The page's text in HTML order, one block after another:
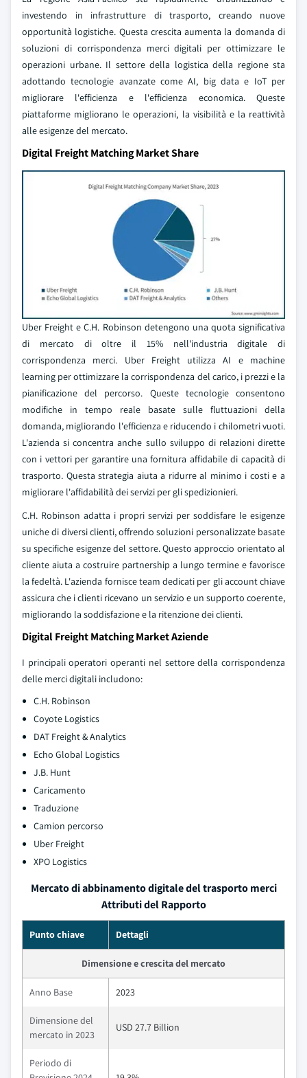
investendo in infrastrutture di trasporto, creando nuove
opportunità logistiche. Questa crescita aumenta la domanda di
soluzioni di corrispondenza merci digitali per ottimizzare le
operazioni urbane. Il settore della logistica della regione sta
adottando tecnologie avanzate come AI, big data e IoT per
migliorare l'efficienza e l'efficienza economica. Queste
piattaforme migliorano le operazioni, la visibilità e la reattività
alle esigenze del mercato.
Digital Freight Matching Market Share
Uber Freight e C.H. Robinson detengono una quota significativa
di mercato di oltre il 15% nell'industria digitale di
corrispondenza merci. Uber Freight utilizza AI e machine
learning per ottimizzare la corrispondenza del carico, i prezzi e la
pianificazione del percorso. Queste tecnologie consentono
modifiche in tempo reale basate sulle fluttuazioni della
domanda, migliorando l'efficienza e riducendo i chilometri vuoti.
L'azienda si concentra anche sullo sviluppo di relazioni dirette
con i vettori per garantire una fornitura affidabile di capacità di
trasporto. Questa strategia aiuta a ridurre al minimo i costi e a
migliorare l'affidabilità dei servizi per gli spedizionieri.
C.H. Robinson adatta i propri servizi per soddisfare le esigenze
uniche di diversi clienti, offrendo soluzioni personalizzate basate
su specifiche esigenze del settore. Questo approccio orientato al
cliente aiuta a costruire partnership a lungo termine e favorisce
la fedeltà. L'azienda fornisce team dedicati per gli account chiave
assicura che i clienti ricevano un servizio e un supporto coerente,
migliorando la soddisfazione e la ritenzione dei clienti.
Digital Freight Matching Market Aziende
I principali operatori operanti nel settore della corrispondenza
delle merci digitali includono:
C.H. Robinson
Coyote Logistics
DAT Freight & Analytics
Echo Global Logistics
J.B. Hunt
Caricamento
Traduzione
Camion percorso
Uber Freight
XPO Logistics
Mercato di abbinamento digitale del trasporto merci
Attributi del Rapporto
Punto chiave Dettagli
Dimensione e crescita del mercato
Anno Base 2023
Dimensione del
mercato in 2023
USD 27.7 Billion
Periodo di